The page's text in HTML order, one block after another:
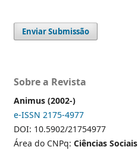
Enviar Submissão
Sobre a Revista
Animus (2002-)
e-ISSN 2175-4977
DOI: 10.5902/21754977
Área do CNPq: Ciências Sociais